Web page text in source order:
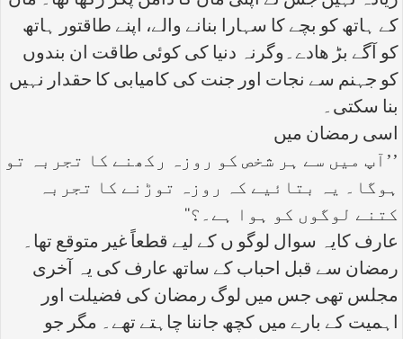
کے ہاتھ کو بچے کا سہارا بنانے والے، اپنے طاقتور ہاتھ
کو آگے بڑ ھادے۔وگرنہ دنیا کی کوئی طاقت ان بندوں
کو جہنم سے نجات اور جنت کی کامیابی کا حقدار نہیں
بنا سکتی۔
اسی رمضان میں
’’آپ میں سے ہر شخص کو روزہ رکھنے کا تجربہ تو
ہوگا۔ یہ بتائیے کہ روزہ توڑنے کا تجربہ
کتنے لوگوں کو ہوا ہے۔؟‘‘
عارف کایہ سوال لوگو ں کے لیے قطعاً غیر متوقع تھا۔
رمضان سے قبل احباب کے ساتھ عارف کی یہ آخری
مجلس تھی جس میں لوگ رمضان کی فضیلت اور
اہمیت کے بارے میں کچھ جاننا چاہتے تھے۔ مگر جو